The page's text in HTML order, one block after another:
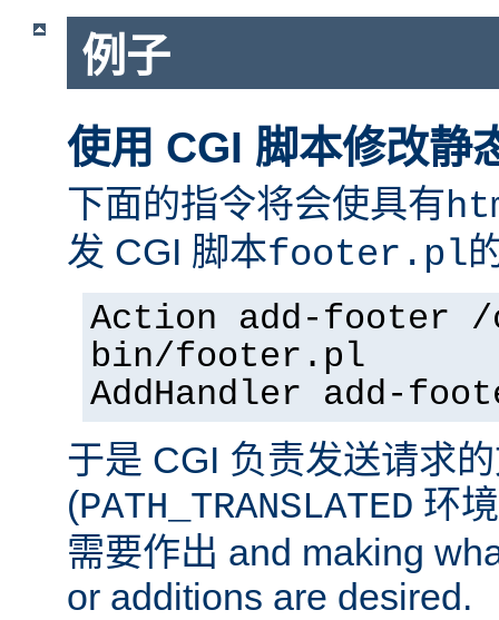
例子
使用 CGI 脚本修改静
下面的指令将会使具有
发 CGI 脚本footer.pl
Action add-footer
bin/footer.pl
AddHandler add-
于是 CGI 负责发送请求
(PATH_TRANSLATED 环
需要作出 and making
or additions are desired.